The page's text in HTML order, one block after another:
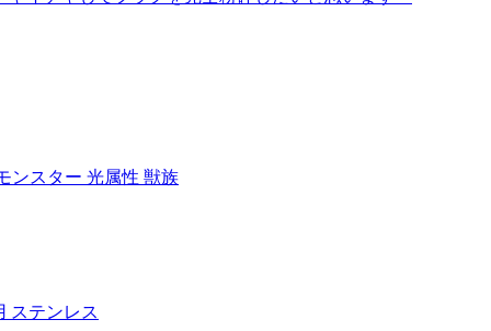
ンスター 光属性 獣族
ステンレス